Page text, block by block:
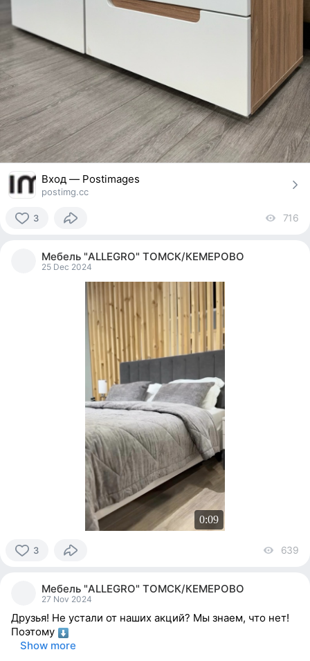
Вход — Postimages
postimg.cc
3 716
Мебель "ALLEGRO" ТОМСК/КЕМЕРОВО
25 Dec 2024
0:09
3 639
Мебель "ALLEGRO" ТОМСК/КЕМЕРОВО
27 Nov 2024
Друзья! Не устали от наших акций? Мы знаем, что нет!
Поэтому
Show more